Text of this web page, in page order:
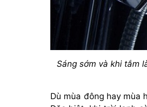
Sáng sớm và khi tắm
Dù mùa đông hay mùa